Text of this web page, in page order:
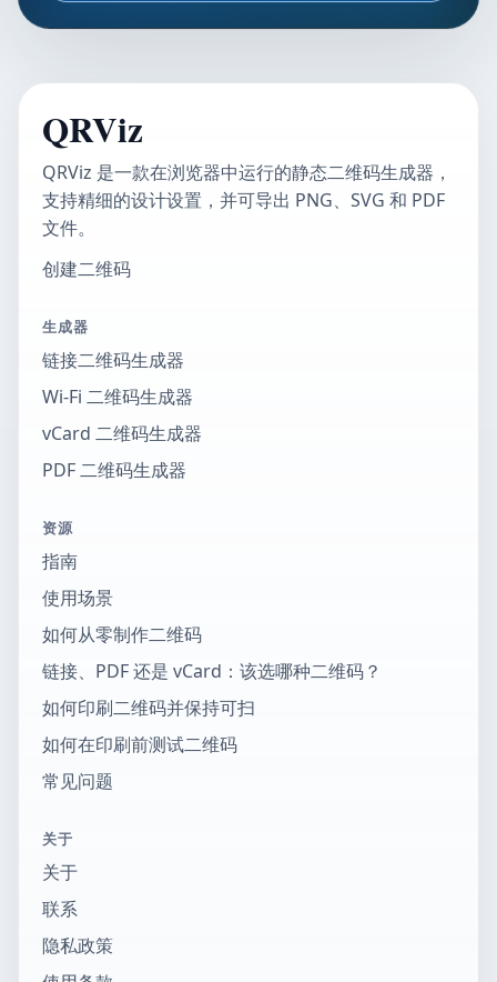
QRViz
QRViz 是一款在浏览器中运行的静态二维码生成器，
支持精细的设计设置，并可导出 PNG、SVG 和 PDF
文件。
创建二维码
生成器
链接二维码生成器
Wi-Fi 二维码生成器
vCard 二维码生成器
PDF 二维码生成器
资源
指南
使用场景
如何从零制作二维码
链接、PDF 还是 vCard：该选哪种二维码？
如何印刷二维码并保持可扫
如何在印刷前测试二维码
常见问题
关于
关于
联系
隐私政策